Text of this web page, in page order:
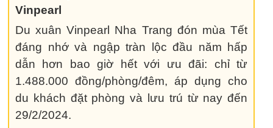
Vinpearl
Du xuân Vinpearl Nha Trang đón mùa Tết
đáng nhớ và ngập tràn lộc đầu năm hấp
dẫn hơn bao giờ hết với ưu đãi: chỉ từ
1.488.000 đồng/phòng/đêm, áp dụng cho
du khách đặt phòng và lưu trú từ nay đến
29/2/2024.